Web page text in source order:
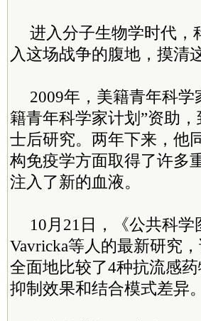
进入分子生物学时代，
入这场战争的腹地，摸清
2009年，美籍青年科学
籍青年科学家计划”资助
士后研究。两年下来，他
构免疫学方面取得了许多
注入了新的血液。
10月21日，《公共科
Vavricka等人的最新研究
全面地比较了4种抗流感
抑制效果和结合模式差异。